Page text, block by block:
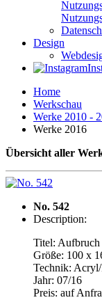
Design
Home
Werkschau
Werke 2010 -
Werke 2016
Übersicht aller
No. 542
Description:
Titel: Aufbruch
Größe: 100 x
Technik:
Jahr: 07/16
Preis: auf